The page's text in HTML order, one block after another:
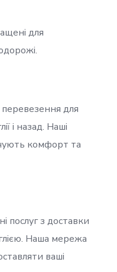
для
для
і назад. Наші
комфорт та
послуг з доставки
Наша мережа
ваші